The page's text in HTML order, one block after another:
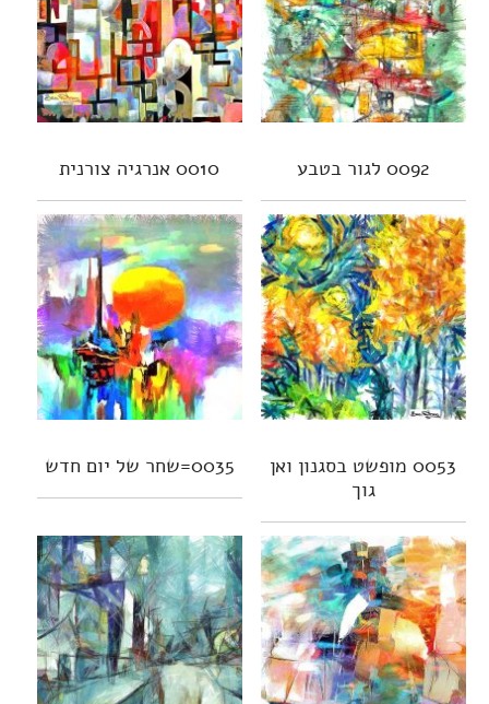
0092 לגור בטבע 0010 אנרגיה צורנית
0053 מופשט בסגנון ואן
גוך
0035=שחר של יום חדש